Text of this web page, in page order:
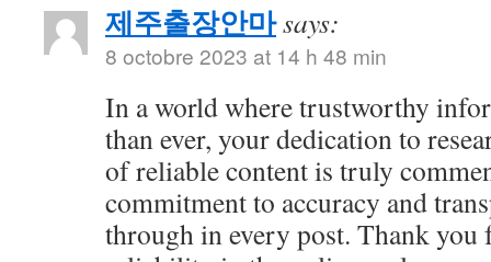
제주출장안마says:
8 octobre 2023 at 14 h 48 min
In a world where trustworthy
than ever, your dedication to
of reliable content is truly
commitment to accuracy and
through in every post. Thank you